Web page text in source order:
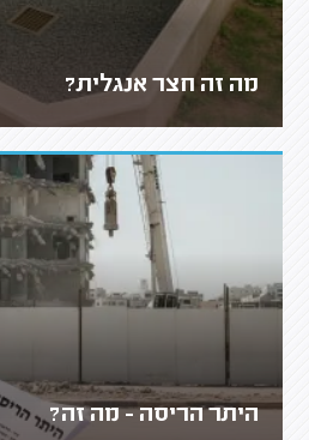
מה זה חצר אנגלית?
היתר הריסה - מה זה?